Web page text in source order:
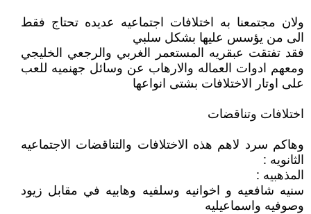
ولان مجتمعنا به اختلافات اجتماعيه عديده تحتاج فقط
الى من يؤسس عليها بشكل سلبي
فقد تفتقت عبقريه المستعمر الغربي والرجعي الخليجي
ومعهم ادوات العماله والارهاب عن وسائل جهنميه للعب
على اوتار الاختلافات بشتى انواعها
اختلافات وتناقضات
وهاكم سرد لاهم هذه الاختلافات والتناقضات الاجتماعيه
الثانويه :
المذهبيه :
سنيه شافعيه و اخوانيه وسلفيه وهابيه في مقابل زيود
وصوفيه واسماعيليه